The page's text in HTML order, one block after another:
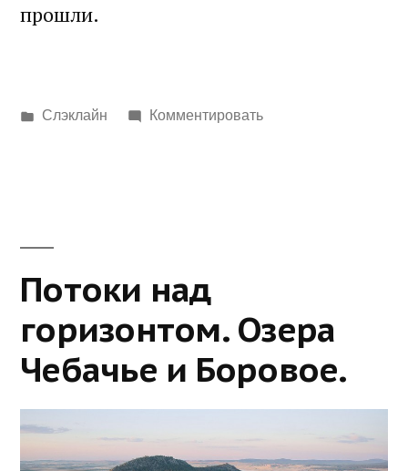
прошли.
Написано
Слэклайн Комментировать
Потоки над
горизонтом. Озера
Чебачье и Боровое.